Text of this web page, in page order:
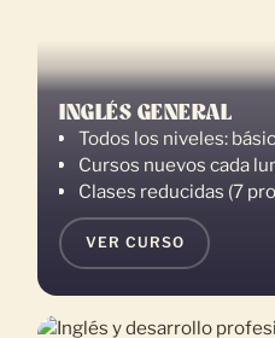
INGLÉS GENERAL
Todos los niveles:
Cursos nuevos cada
Clases reducidas (7
VER CURSO